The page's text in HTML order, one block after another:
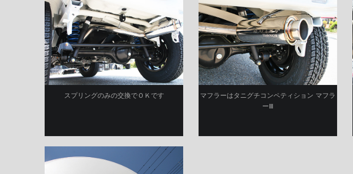
スプリングのみの交換でＯＫです
マフラーはタニグチコンペティション マフラ
ーⅢ